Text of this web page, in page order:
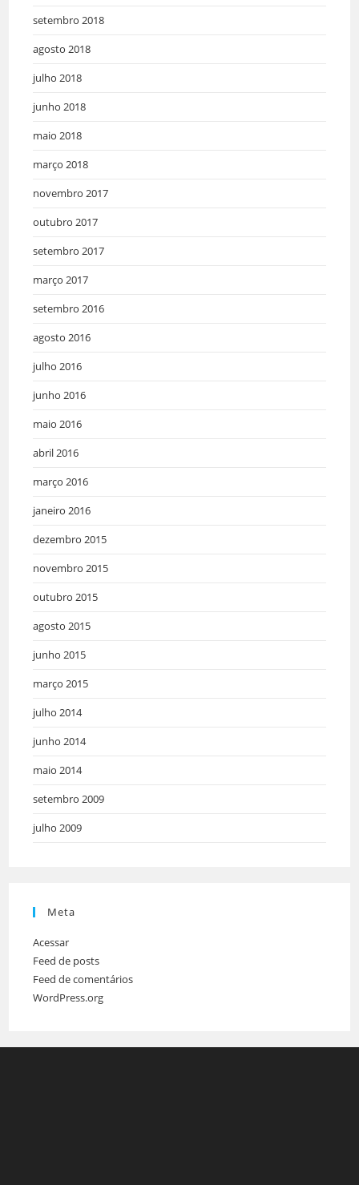
setembro 2018
agosto 2018
julho 2018
junho 2018
maio 2018
março 2018
novembro 2017
outubro 2017
setembro 2017
março 2017
setembro 2016
agosto 2016
julho 2016
junho 2016
maio 2016
abril 2016
março 2016
janeiro 2016
dezembro 2015
novembro 2015
outubro 2015
agosto 2015
junho 2015
março 2015
julho 2014
junho 2014
maio 2014
setembro 2009
julho 2009
Meta
Acessar
Feed de posts
Feed de comentários
WordPress.org